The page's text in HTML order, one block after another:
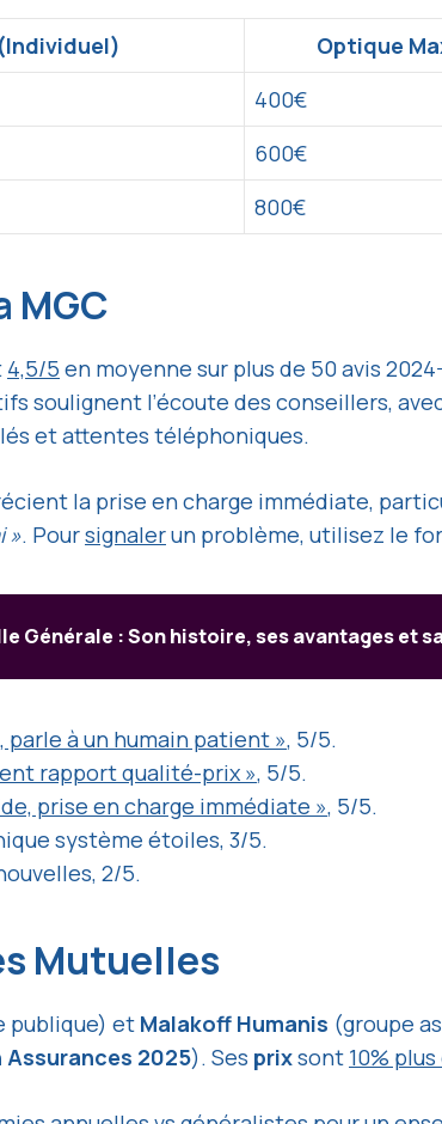
Optique
400€
600€
800€
MGC
4,5/5 en moyenne sur plus de 50 avis
soulignent l’écoute des conseillers,
et attentes téléphoniques.
la prise en charge immédiate,
». Poursignalerun problème, utilisez le
Générale : Son histoire, ses avantages et
à un humain patient », 5/5.
rapport qualité-prix », 5/5.
prise en charge immédiate », 5/5.
système étoiles, 3/5.
2/5.
Mutuelles
publique) et Malakoff Humanis (groupe
Assurances 2025). Ses prixsont 10%